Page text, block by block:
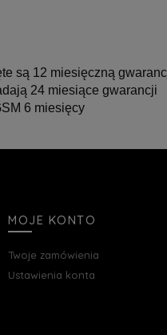
są 12 miesięczną
24 miesiące gwarancji
6 miesięcy
MOJE KONTO
Twoje zamówienia
Ustawienia konta